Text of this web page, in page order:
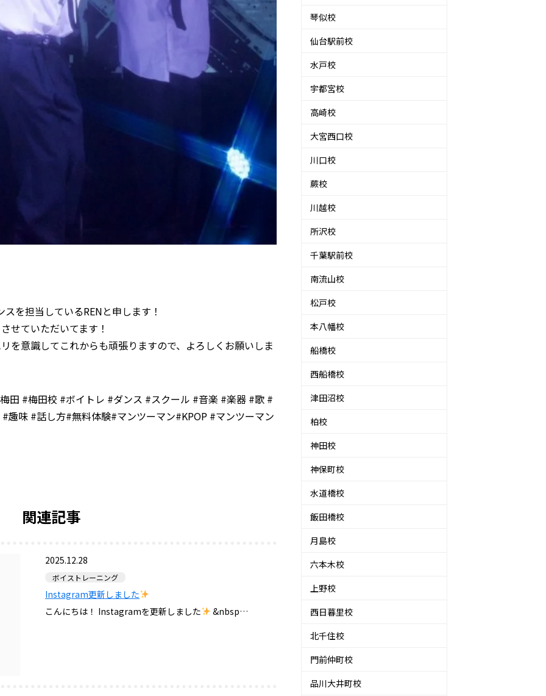
を担当しているRENと申します！
せていただいてます！
を意識してこれからも頑張りますので、よろしくお願いしま
田 #梅田校 #ボイトレ #ダンス #スクール #音楽 #楽器 #歌 #
味 #話し方#無料体験#マンツーマン#KPOP #マンツーマン
関連記事
2025.12.28
ボイストレーニング
Instagram更新しました
こんにちは！ Instagramを更新しました
&nbsp…
琴似校
仙台駅前校
水戸校
宇都宮校
高崎校
大宮西口校
川口校
蕨校
川越校
所沢校
千葉駅前校
南流山校
松戸校
本八幡校
船橋校
西船橋校
津田沼校
柏校
神田校
神保町校
水道橋校
飯田橋校
月島校
六本木校
上野校
西日暮里校
北千住校
門前仲町校
品川大井町校